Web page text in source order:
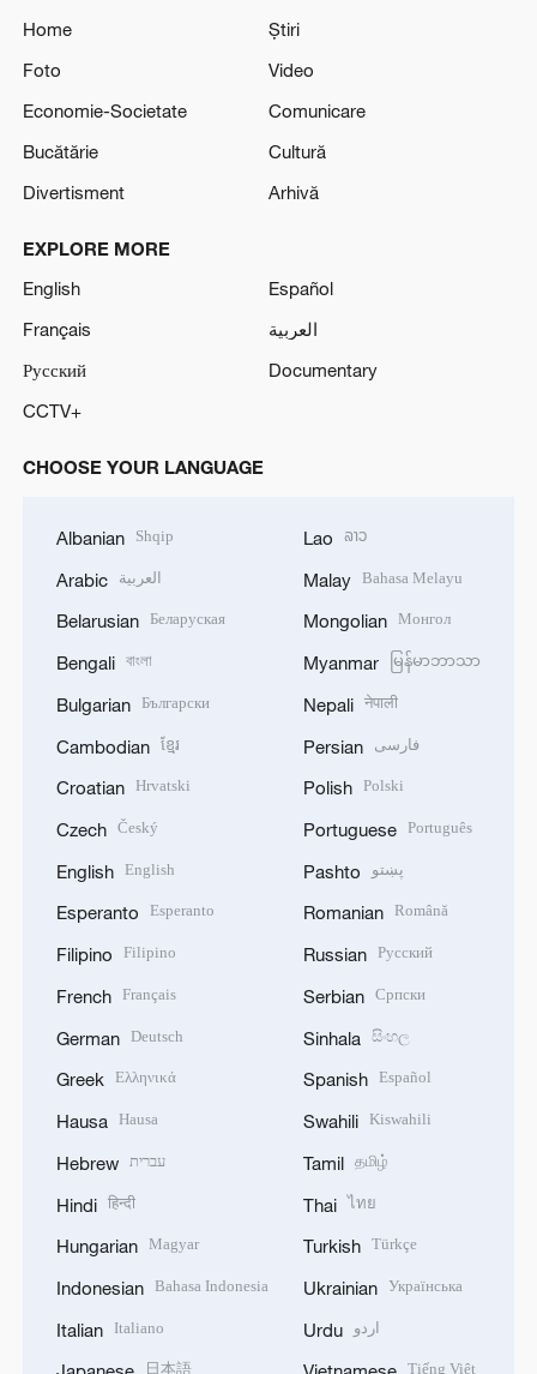
Home
Știri
Foto
Video
Economie-Societate
Comunicare
Bucătărie
Cultură
Divertisment
Arhivă
EXPLORE MORE
English
Español
Français
العربية
Русский
Documentary
CCTV+
CHOOSE YOUR LANGUAGE
Albanian Shqip
Arabic العربية
Belarusian Беларуская
Bengali বাংলা
Bulgarian Български
Cambodian ខ្មែរ
Croatian Hrvatski
Czech Český
English English
Esperanto Esperanto
Filipino Filipino
French Français
German Deutsch
Greek Ελληνικά
Hausa Hausa
Hebrew עברית
Hindi हिन्दी
Hungarian Magyar
Indonesian Bahasa Indonesia
Italian Italiano
Lao ລາວ
Malay Bahasa Melayu
Mongolian Монгол
Myanmar မြန်မာဘာသာ
Nepali नेपाली
Persian فارسی
Polish Polski
Portuguese Português
Pashto پښتو
Romanian Română
Russian Русский
Serbian Српски
Sinhala සිංහල
Spanish Español
Swahili Kiswahili
Tamil தமிழ்
Thai ไทย
Turkish Türkçe
Ukrainian Українська
Urdu اردو